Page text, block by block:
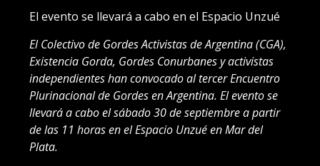
El evento se llevará a cabo en el Espacio Unzué
El Colectivo de Gordes Activistas de Argentina (CGA),
Existencia Gorda, Gordes Conurbanes y activistas
independientes han convocado al tercer Encuentro
Plurinacional de Gordes en Argentina. El evento se
llevará a cabo el sábado 30 de septiembre a partir
de las 11 horas en el Espacio Unzué en Mar del
Plata.